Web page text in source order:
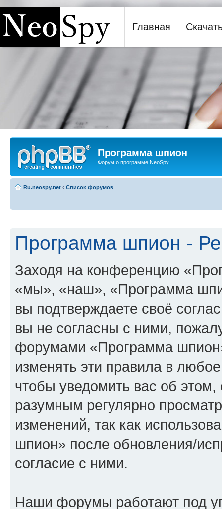
Программа шпион NeoSpy
Главная Скачать
Программа шпион
Форум о программе NeoSpy
Ru.neospy.net ‹ Список форумов
Программа шпион -
Заходя на конференцию
«мы», «наш», «Программа
вы подтверждаете своё
вы не согласны с ними,
форумами «Программа
изменять эти правила в
чтобы уведомить вас об
разумным регулярно
изменений, так как
шпион» после обновления/
согласие с ними.
Наши форумы работают под